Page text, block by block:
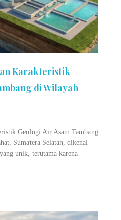
Karakteristik
di Wilayah
Geologi Air Asam Tambang
Sumatera Selatan, dikenal
unik, terutama karena